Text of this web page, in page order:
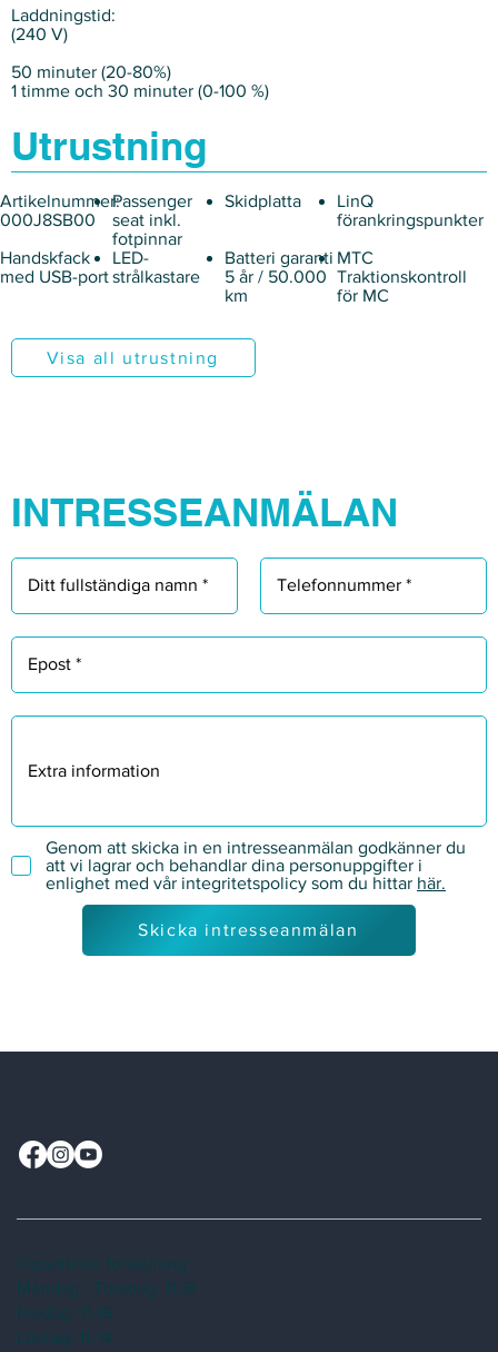
Laddningstid:
(240 V)
50 minuter (20-80%)
1 timme och 30 minuter (0-100 %)
Utrustning
Artikelnummer:
000J8SB00
Passenger
seat inkl.
fotpinnar
Skidplatta
LinQ
förankringspunkter
Handskfack
med USB-port
LED-
strålkastare
Batteri garanti
5 år / 50.000
km
MTC
Traktionskontroll
för MC
Visa all utrustning
Genom att skicka in en intresseanmälan godkänner du
att vi lagrar och behandlar dina personuppgifter i
enlighet med vår integritetspolicy som du hittar här.
Skicka intresseanmälan
INTRESSEANMÄLAN
Öppettider försäljning:
Måndag - Torsdag: 11-18
Fredag: 11-16
Lördag: 11-14